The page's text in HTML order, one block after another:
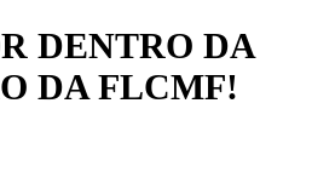
DENTRO DA
DA FLCMF!